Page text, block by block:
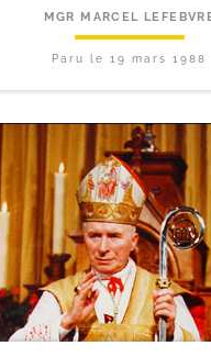
MGR MARCEL
Paru le19 mars 1988